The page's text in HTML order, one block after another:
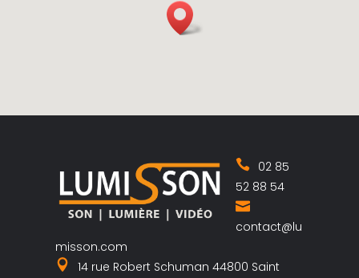
02 85
52 88 54
contact@lu
misson.com
14 rue Robert Schuman 44800 Saint